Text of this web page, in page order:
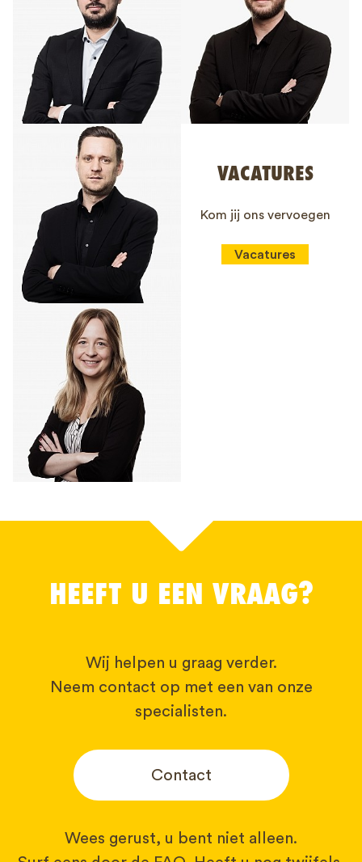
VACATURES
Kom jij ons vervoegen
Vacatures
HEEFT U EEN VRAAG?
Wij helpen u graag verder.
Neem contact op met een van onze
specialisten.
Contact
Wees gerust, u bent niet alleen.